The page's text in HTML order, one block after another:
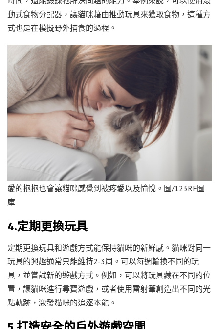
動式食物分配器，讓貓咪藉由推動玩具來獲取食物，這種方
式也是在模擬野外捕食的過程。
愛的抱抱也會讓貓咪感覺到被疼愛以及愉悅。圖/123RF圖
庫
4.定期更換玩具
定期更換玩具和遊戲方式能保持貓咪的新鮮感。貓咪對同一
玩具的興趣通常只能維持2-3周。可以每週輪換不同的玩
具，並嘗試新的遊戲方式。例如，可以將玩具藏在不同的位
置，讓貓咪進行尋寶遊戲，或者使用雷射筆創造出不同的光
點軌跡，激發貓咪的追逐本能。